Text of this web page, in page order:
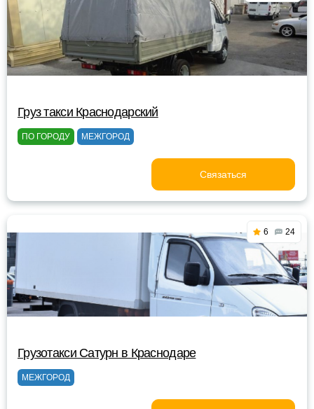
Груз такси Краснодарский
ПО ГОРОДУ МЕЖГОРОД
Связаться
6 24
Грузотакси Сатурн в Краснодаре
МЕЖГОРОД